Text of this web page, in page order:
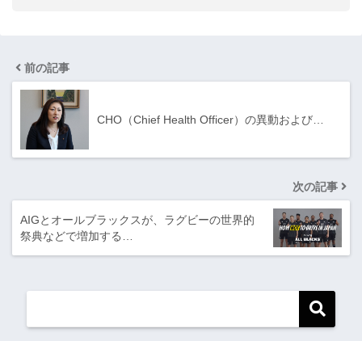
前の記事
CHO（Chief Health Officer）の異動および…
次の記事
AIGとオールブラックスが、ラグビーの世界的
祭典などで増加する…